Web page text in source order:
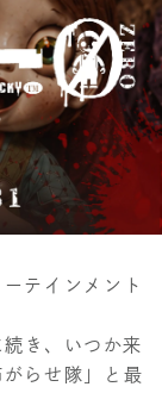
テインメント
き、いつか来
らせ隊」と最